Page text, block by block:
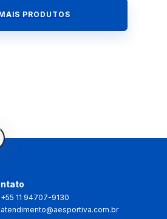
PRODUTOS
+55 11 94707-9130
atendimento@aesportiva.com.br